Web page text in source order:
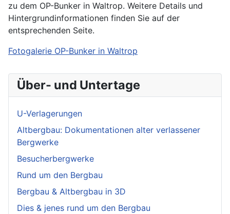
zu dem OP-Bunker in Waltrop. Weitere Details und
Hintergrundinformationen finden Sie auf der
entsprechenden Seite.
Fotogalerie OP-Bunker in Waltrop
Über- und Untertage
U-Verlagerungen
Altbergbau: Dokumentationen alter verlassener
Bergwerke
Besucherbergwerke
Rund um den Bergbau
Bergbau & Altbergbau in 3D
Dies & jenes rund um den Bergbau